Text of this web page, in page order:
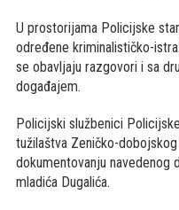
U prostorijama Policijske
određene kriminalističko-
se obavljaju razgovori i sa
događajem.
Policijski službenici
tužilaštva Zeničko-
dokumentovanju navedenog
mladića Dugalića.